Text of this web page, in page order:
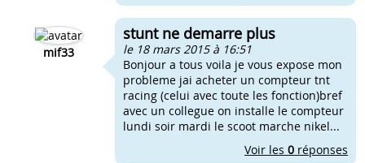
mif33
stunt ne demarre plus
le 18 mars 2015 à 16:51
Bonjour a tous voila je vous expose mon
probleme jai acheter un compteur tnt
racing (celui avec toute les fonction)bref
avec un collegue on installe le compteur
lundi soir mardi le scoot marche nikel...
Voir les 0 réponses